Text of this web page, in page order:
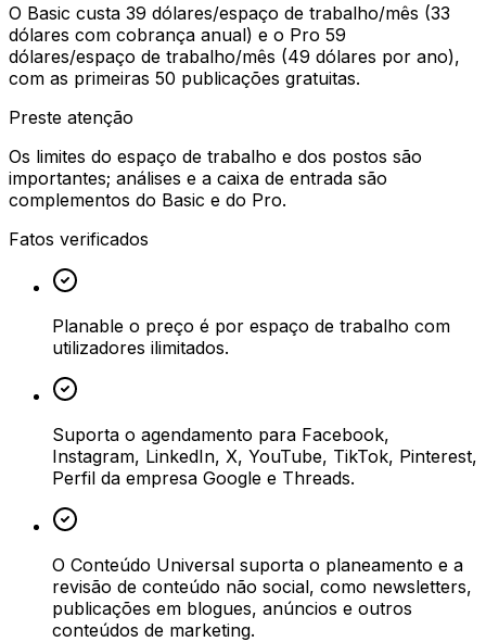
O Basic custa 39 dólares/espaço de trabalho/mês (33
dólares com cobrança anual) e o Pro 59
dólares/espaço de trabalho/mês (49 dólares por ano),
com as primeiras 50 publicações gratuitas.
Preste atenção
Os limites do espaço de trabalho e dos postos são
importantes; análises e a caixa de entrada são
complementos do Basic e do Pro.
Fatos verificados
Planable o preço é por espaço de trabalho com
utilizadores ilimitados.
Suporta o agendamento para Facebook,
Instagram, LinkedIn, X, YouTube, TikTok, Pinterest,
Perfil da empresa Google e Threads.
O Conteúdo Universal suporta o planeamento e a
revisão de conteúdo não social, como newsletters,
publicações em blogues, anúncios e outros
conteúdos de marketing.